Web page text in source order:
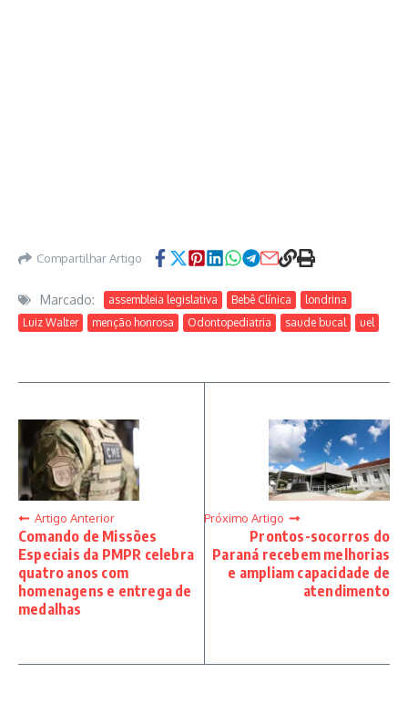
Compartilhar Artigo
Marcado: assembleia legislativa Bebê Clínica
londrina
Luiz Walter
menção honrosa Odontopediatria saude bucal uel
Artigo Anterior
Comando de Missões
Especiais da PMPR celebra
quatro anos com
homenagens e entrega de
medalhas
Próximo Artigo
Prontos-socorros do
Paraná recebem melhorias
e ampliam capacidade de
atendimento